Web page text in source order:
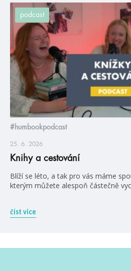
podcast
#humbookpodcast
25. 6. 2026
Knihy a cestování
Blíží se léto, a tak pro vás máme
kterým můžete alespoň částečně
číst více